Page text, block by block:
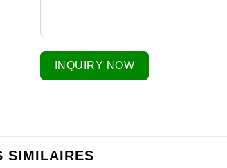
INQUIRY NOW
SIMILAIRES